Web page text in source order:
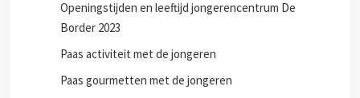
Openingstijden en leeftijd jongerencentrum De
Border 2023
Paas activiteit met de jongeren
Paas gourmetten met de jongeren